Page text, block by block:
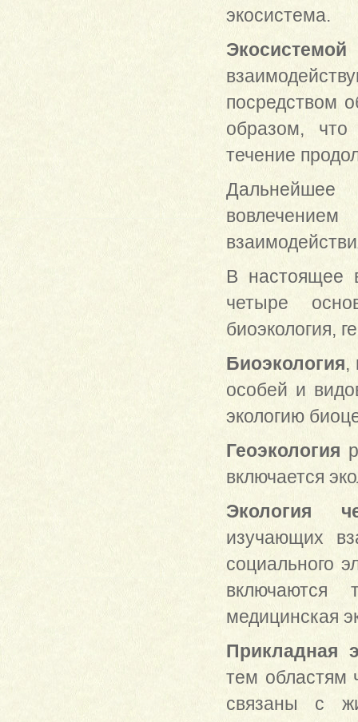
экосистема.
Экосистемой
посредством
образом, что
течение
Дальнейшее
В настоящее
четыре
биоэкология,
Биоэкология,
особей и
экологию
Геоэкология
включается
Экология
изучающих
социального
включаются
медицинская
Прикладная
тем областям
связаны с